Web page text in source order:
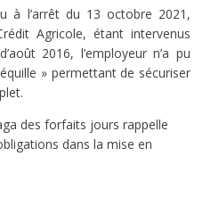
à l’arrêt du 13 octobre 2021,
Agricole, étant intervenus
2016, l’employeur n’a pu
» permettant de sécuriser
des forfaits jours rappelle
dans la mise en